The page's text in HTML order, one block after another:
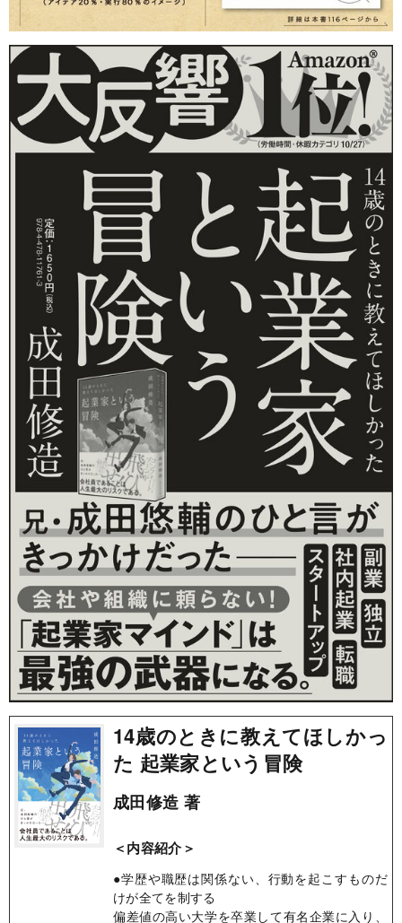
14歳のときに教えてほしかっ
た 起業家という冒険
成田修造 著
＜内容紹介＞
●学歴や職歴は関係ない、行動を起こすものだ
けが全てを制する
偏差値の高い大学を卒業して有名企業に入り、